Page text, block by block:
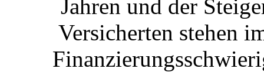
Jahren und der
Versicherten stehen